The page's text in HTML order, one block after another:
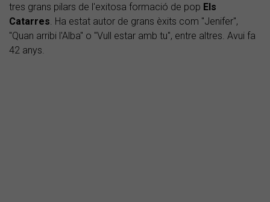
tres grans pilars de l'exitosa formació de pop Els
Catarres. Ha estat autor de grans èxits com "Jenifer",
"Quan arribi l'Alba" o "Vull estar amb tu", entre altres. Avui fa
42 anys.